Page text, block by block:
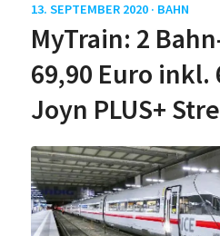
13. SEPTEMBER 2020 · BAHN
MyTrain: 2
69,90 Euro inkl.
Joyn PLUS+